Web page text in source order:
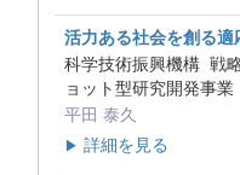
活力ある社会を創る
科学技術振興機構 戦
ョット型研究開発事業
平田 泰久
▶ 詳細を見る